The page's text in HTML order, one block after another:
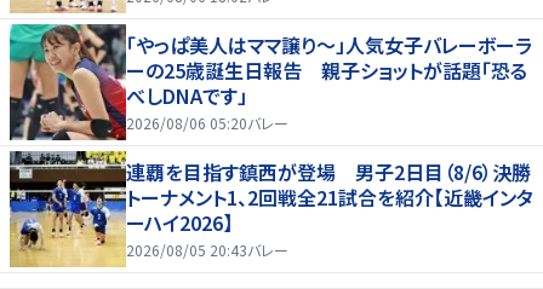
「やっぱ美人はママ譲り～」人気女子バレーボーラ
ーの25歳誕生日報告 親子ショットが話題「恐る
べしDNAです」
2026/08/06 05:20バレー
連覇を目指す鎮西が登場 男子2日目（8/6）決勝
トーナメント1、2回戦全21試合を紹介【近畿インタ
ーハイ2026】
2026/08/05 20:43バレー